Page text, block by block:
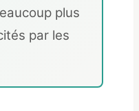
plus
par les